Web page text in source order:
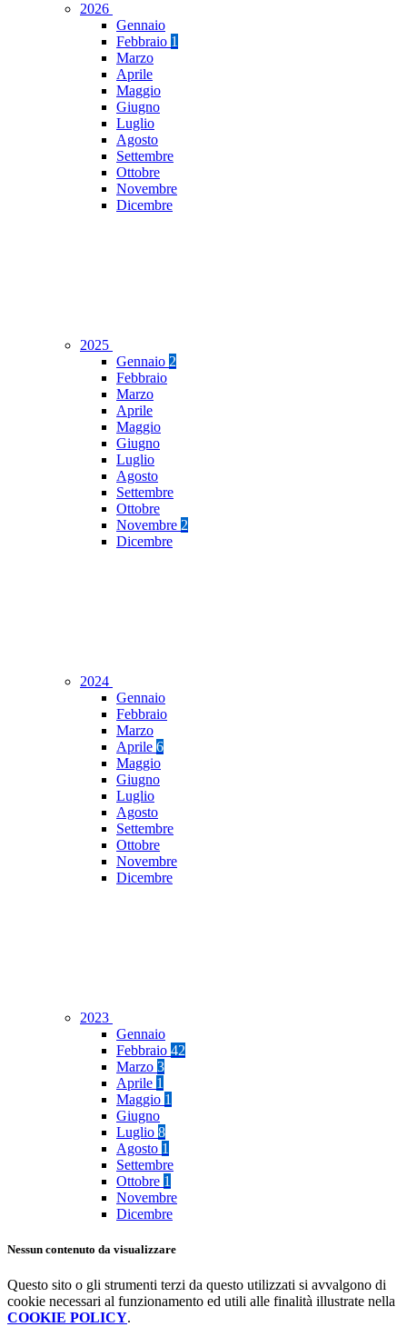
2026
Gennaio
Febbraio 1
Marzo
Aprile
Maggio
Giugno
Luglio
Agosto
Settembre
Ottobre
Novembre
Dicembre
2025
Gennaio 2
Febbraio
Marzo
Aprile
Maggio
Giugno
Luglio
Agosto
Settembre
Ottobre
Novembre 2
Dicembre
2024
Gennaio
Febbraio
Marzo
Aprile 6
Maggio
Giugno
Luglio
Agosto
Settembre
Ottobre
Novembre
Dicembre
2023
Gennaio
Febbraio 42
Marzo 3
Aprile 1
Maggio 1
Giugno
Luglio 8
Agosto 1
Settembre
Ottobre 1
Novembre
Dicembre
Nessun contenuto da visualizzare
Questo sito o gli strumenti terzi da questo utilizzati si avvalgono di
cookie necessari al funzionamento ed utili alle finalità illustrate nella
COOKIE POLICY.